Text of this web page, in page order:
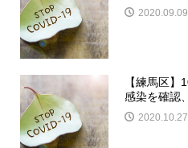
2020.09.09
【練馬区
感染を確認
2020.10.27